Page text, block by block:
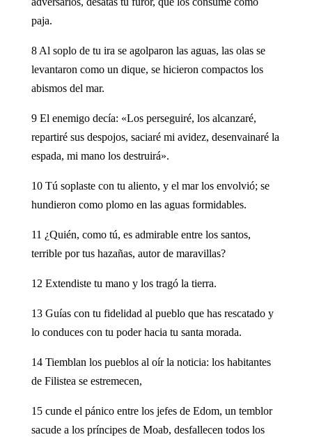
paja.
8 Al soplo de tu ira se agolparon las aguas, las olas se
levantaron como un dique, se hicieron compactos los
abismos del mar.
9 El enemigo decía: «Los perseguiré, los alcanzaré,
repartiré sus despojos, saciaré mi avidez, desenvainaré la
espada, mi mano los destruirá».
10 Tú soplaste con tu aliento, y el mar los envolvió; se
hundieron como plomo en las aguas formidables.
11 ¿Quién, como tú, es admirable entre los santos,
terrible por tus hazañas, autor de maravillas?
12 Extendiste tu mano y los tragó la tierra.
13 Guías con tu fidelidad al pueblo que has rescatado y
lo conduces con tu poder hacia tu santa morada.
14 Tiemblan los pueblos al oír la noticia: los habitantes
de Filistea se estremecen,
15 cunde el pánico entre los jefes de Edom, un temblor
sacude a los príncipes de Moab, desfallecen todos los